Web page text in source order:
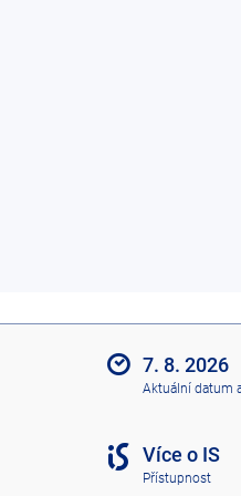
7. 8. 2026
Aktuální datum
Více o IS
Přístupnost